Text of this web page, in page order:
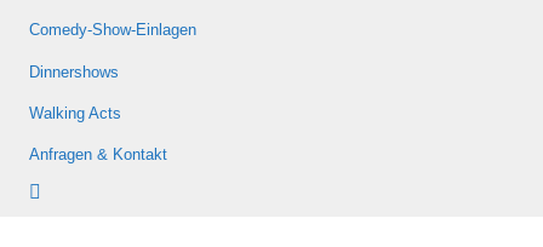
Comedy-Show-Einlagen
Dinnershows
Walking Acts
Anfragen & Kontakt